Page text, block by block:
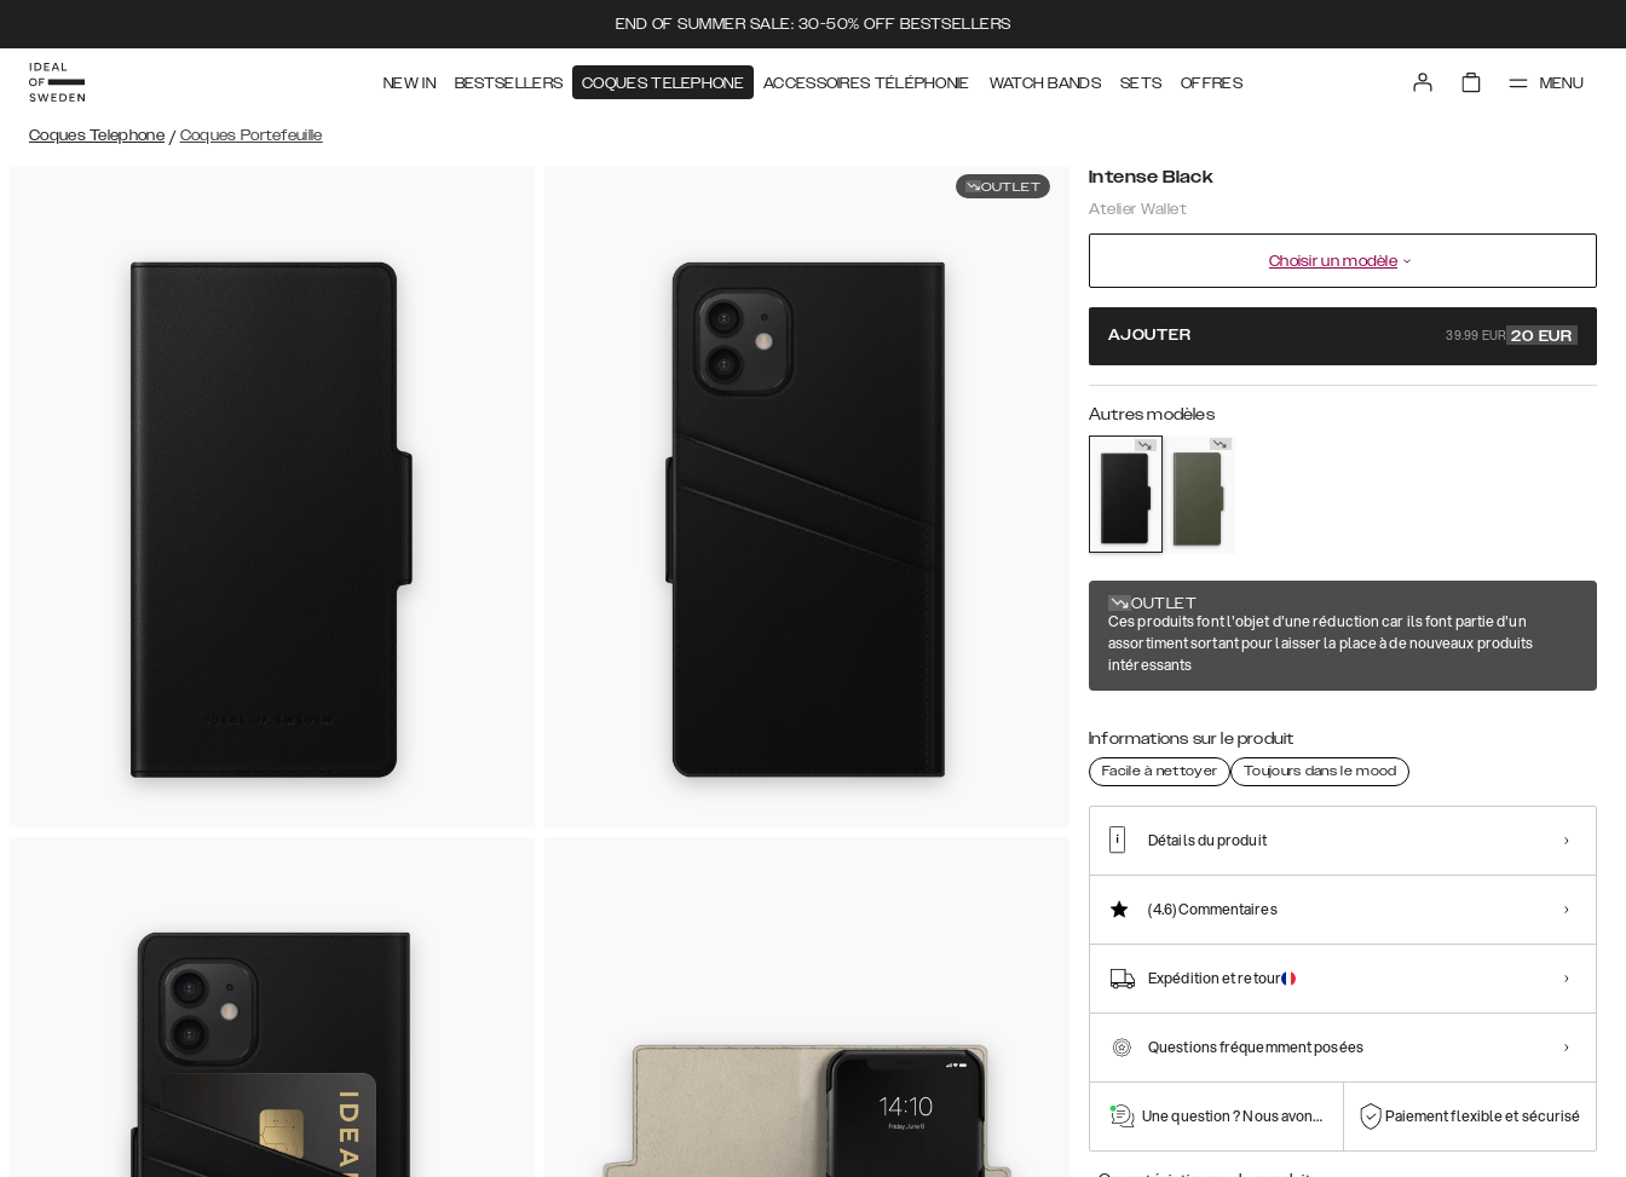
END OF SUMMER SALE: 30-50% OFF BESTSELLERS
NEW IN BESTSELLERS COQUES TELEPHONE ACCESSOIRES TÉLÉPHONIE WATCH BANDS SETS OFFRES MENU
Coques Telephone / Coques Portefeuille
OUTLET Intense Black
Atelier Wallet
Choisir un modèle
AJOUTER 39.99 EUR 20 EUR
Autres modèles
OUTLET
Ces produits font l'objet d'une réduction car ils font partie d'un
assortiment sortant pour laisser la place à de nouveaux produits
intéressants
Informations sur le produit
Facile à nettoyer Toujours dans le mood
Détails du produit
(4.6)Commentaires
Expédition et retour
Questions fréquemment posées
Une question ? Nous avons la réponse !Paiement flexible et sécurisé